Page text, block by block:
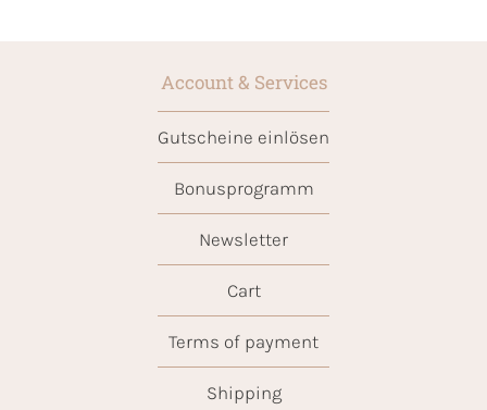
Account & Services
Gutscheine einlösen
Bonusprogramm
Newsletter
Cart
Terms of payment
Shipping